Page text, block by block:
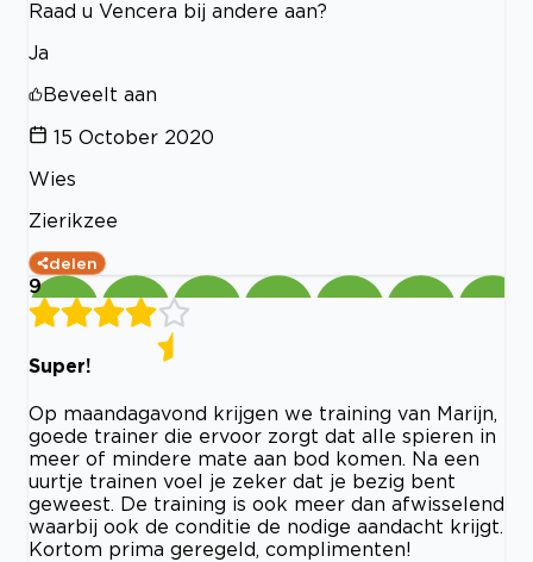
Raad u Vencera bij andere aan?
Ja
Beveelt aan
15 October 2020
Wies
Zierikzee
delen
9
Super!
Op maandagavond krijgen we training van Marijn,
goede trainer die ervoor zorgt dat alle spieren in
meer of mindere mate aan bod komen. Na een
uurtje trainen voel je zeker dat je bezig bent
geweest. De training is ook meer dan afwisselend
waarbij ook de conditie de nodige aandacht krijgt.
Kortom prima geregeld, complimenten!